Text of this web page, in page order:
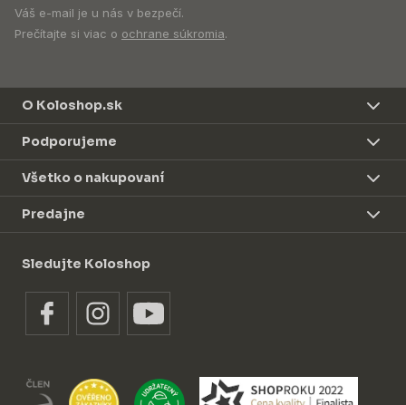
Váš e-mail je u nás v bezpečí.
Prečítajte si viac o ochrane súkromia.
O Koloshop.sk
Podporujeme
Všetko o nakupovaní
Predajne
Sledujte Koloshop